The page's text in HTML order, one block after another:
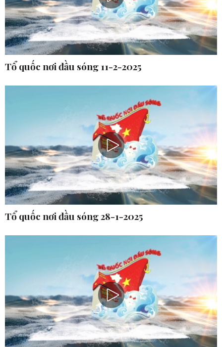
Tổ quốc nơi đầu sóng 11-2-2025
Tổ quốc nơi đầu sóng 28-1-2025